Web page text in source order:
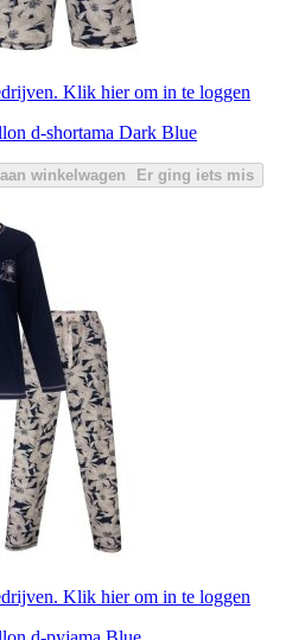
Klik hier om in te loggen
d-shortama Dark Blue
winkelwagen Er ging iets mis
Klik hier om in te loggen